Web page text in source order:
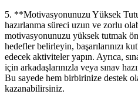
5. **Motivasyonunuzu Yüksek
hazırlanma süreci uzun ve zorlu
motivasyonunuzu yüksek tutmak
hedefler belirleyin, başarılarınızı
edecek aktiviteler yapın. Ayrıca,
için arkadaşlarınızla veya sınav
Bu sayede hem birbirinize destek
kazanabilirsiniz.